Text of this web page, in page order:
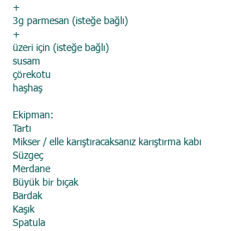
+
3g parmesan (isteğe bağlı)
+
üzeri için (isteğe bağlı)
susam
çörekotu
haşhaş
Ekipman:
Tartı
Mikser / elle karıştıracaksanız karıştırma kabı
Süzgeç
Merdane
Büyük bir bıçak
Bardak
Kaşık
Spatula